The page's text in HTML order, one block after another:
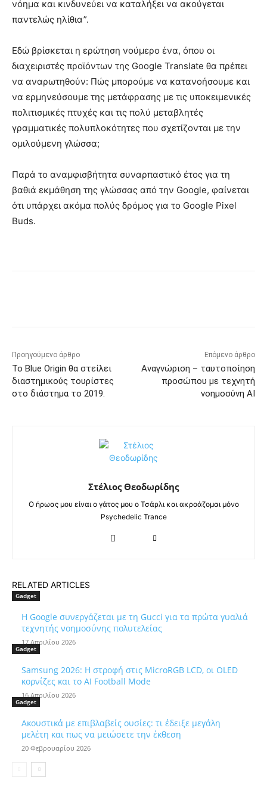
νόημα και κινδυνεύει να καταλήξει να ακούγεται
παντελώς ηλίθια”.
Εδώ βρίσκεται η ερώτηση νούμερο ένα, όπου οι
διαχειριστές προϊόντων της Google Translate θα πρέπει
να αναρωτηθούν: Πώς μπορούμε να κατανοήσουμε και
να ερμηνεύσουμε της μετάφρασης με τις υποκειμενικές
πολιτισμικές πτυχές και τις πολύ μεταβλητές
γραμματικές πολυπλοκότητες που σχετίζονται με την
ομιλούμενη γλώσσα;
Παρά το αναμφισβήτητα συναρπαστικό έτος για τη
βαθιά εκμάθηση της γλώσσας από την Google, φαίνεται
ότι υπάρχει ακόμα πολύς δρόμος για το Google Pixel
Buds.
Προηγούμενο άρθρο
Το Blue Origin θα στείλει
διαστημικούς τουρίστες
στο διάστημα το 2019.
Επόμενο άρθρο
Αναγνώριση – ταυτοποίηση
προσώπου με τεχνητή
νοημοσύνη AI
Στέλιος Θεοδωρίδης
Ο ήρωας μου είναι ο γάτος μου ο Τσάρλι και ακροάζομαι μόνο
Psychedelic Trance
RELATED ARTICLES
Gadget
Η Google συνεργάζεται με τη Gucci για τα πρώτα γυαλιά
τεχνητής νοημοσύνης πολυτελείας
17 Απριλίου 2026
Gadget
Samsung 2026: Η στροφή στις MicroRGB LCD, οι OLED
κορνίζες και το AI Football Mode
16 Απριλίου 2026
Gadget
Ακουστικά με επιβλαβείς ουσίες: τι έδειξε μεγάλη
μελέτη και πως να μειώσετε την έκθεση
20 Φεβρουαρίου 2026